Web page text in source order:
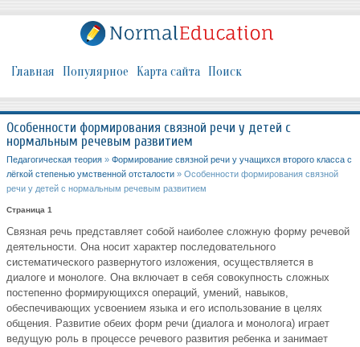
Главная Популярное Карта сайта Поиск
Особенности формирования связной речи у детей с
нормальным речевым развитием
Педагогическая теория » Формирование связной речи у учащихся второго класса с
лёгкой степенью умственной отсталости » Особенности формирования связной
речи у детей с нормальным речевым развитием
Страница 1
Связная речь представляет собой наиболее сложную форму речевой
деятельности. Она носит характер последовательного
систематического развернутого изложения, осуществляется в
диалоге и монологе. Она включает в себя совокупность сложных
постепенно формирующихся операций, умений, навыков,
обеспечивающих усвоением языка и его использование в целях
общения. Развитие обеих форм речи (диалога и монолога) играет
ведущую роль в процессе речевого развития ребенка и занимает